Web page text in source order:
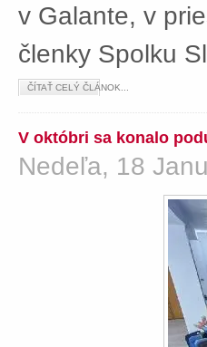
v Galante, v
členky Spolku
ČÍTAŤ CELÝ ČLÁNOK...
V októbri sa konalo
Nedeľa, 18